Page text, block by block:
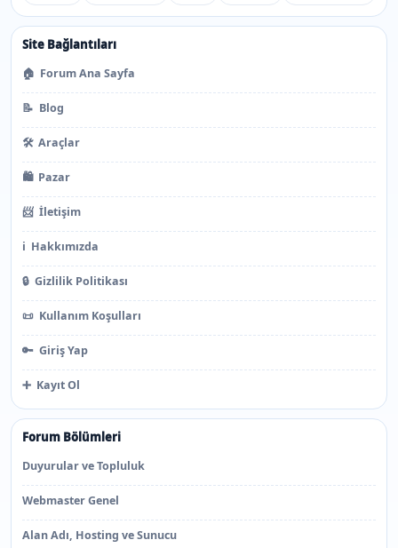
Site Bağlantıları
🏠 Forum Ana Sayfa
📝 Blog
🛠️ Araçlar
🛍️ Pazar
📨 İletişim
ℹ️ Hakkımızda
🔒 Gizlilik Politikası
📜 Kullanım Koşulları
🔑 Giriş Yap
➕ Kayıt Ol
Forum Bölümleri
Duyurular ve Topluluk
Webmaster Genel
Alan Adı, Hosting ve Sunucu